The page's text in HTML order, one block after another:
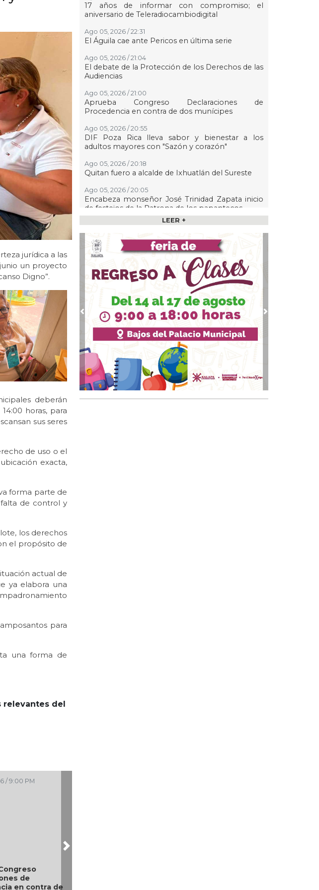
jurídica a las
un proyecto
Digno”.
deberán
horas, para
sus seres
de uso o el
exacta,
forma parte de
de control y
los derechos
el propósito de
actual de
ya elabora una
para
una forma de
del
Ago 05, 2026 / 8:05 PM
Encabeza monseñor José
Trinidad Zapata inicio de
festejos de la Patrona de
Next
17 años de informar con compromiso; el
aniversario de Teleradiocambiodigital
Ago 05, 2026 / 22:31
El Águila cae ante Pericos en última serie
Ago 05, 2026 / 21:04
El debate de la Protección de los Derechos de las
Audiencias
Ago 05, 2026 / 21:00
Aprueba Congreso Declaraciones de
Procedencia en contra de dos munícipes
Ago 05, 2026 / 20:55
DIF Poza Rica lleva sabor y bienestar a los
adultos mayores con "Sazón y corazón"
Ago 05, 2026 / 20:18
Quitan fuero a alcalde de Ixhuatlán del Sureste
Ago 05, 2026 / 20:05
Encabeza monseñor José Trinidad Zapata inicio
de festejos de la Patrona de los papantecos
Ago 05, 2026 / 19:46
Entrega DIF Municipal de Veracruz cerca de 100
credenciales de discapacidad
En Rincón de la Marquesa hubo retiro de árboles
por representar riesgos; no es tala ilegal
Ago 05, 2026 / 18:42
Alcalde de Úrsulo Galván, Veracruz es desaforado
Ago 05, 2026 / 18:17
Alcalde de Úrsulo Galván abandona el Congreso
previo a la votación de su desafuero
Ago 05, 2026 / 18:00
Más boqueños se afilian al Centro Médico Santa
Ana
LEER +
Previous Next